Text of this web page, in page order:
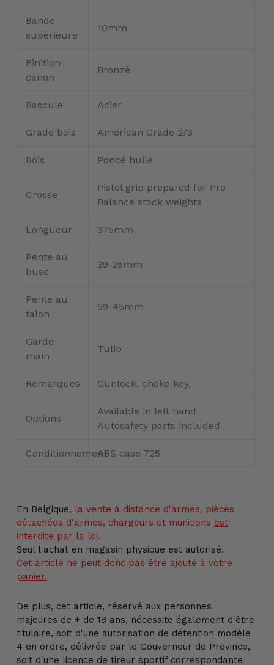
Bande
supérieure
10mm
Finition
canon
Bronzé
Bascule Acier
Grade bois American Grade 2/3
Bois Poncé huilé
Crosse
Pistol grip prepared for Pro
Balance stock weights
Longueur 375mm
Pente au
busc
39-25mm
Pente au
talon
59-45mm
Garde-
main
Tulip
Remarques Gunlock, choke key,
Options
Available in left hand
Autosafety parts included
ConditionnementABS case 725
En Belgique, la vente à distance d'armes, pièces
détachées d'armes, chargeurs et munitions est
interdite par la loi.
Seul l'achat en magasin physique est autorisé.
Cet article ne peut donc pas être ajouté à votre
panier.
De plus, cet article, réservé aux personnes
majeures de + de 18 ans, nécessite également d'être
titulaire, soit d'une autorisation de détention modèle
4 en ordre, délivrée par le Gouverneur de Province,
soit d'une licence de tireur sportif correspondante